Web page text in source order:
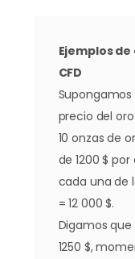
Ejemplos
CFD
precio del
10 onzas de
de 1200 $
cada una de
= 12 000 $.
Digamos
1250 $,